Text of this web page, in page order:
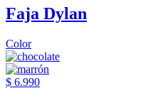
Faja Dylan
Color
$ 6.990